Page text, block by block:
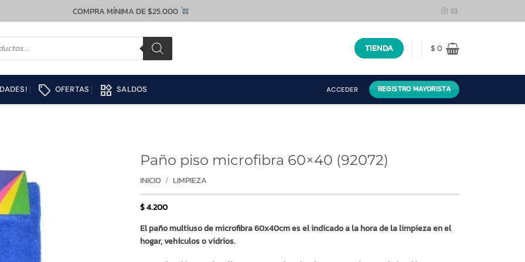
COMPRA MÍNIMA DE $25.000
TIENDA $ 0
local_offer OFERTAS widgets SALDOS ACCEDER REGISTRO MAYORISTA
Paño piso microfibra 60×40 (92072)
INICIO / LIMPIEZA
$4.200
El paño multiuso de microfibra 60x40cm es el indicado a la hora de la limpieza en el
hogar, vehículos o vidrios.